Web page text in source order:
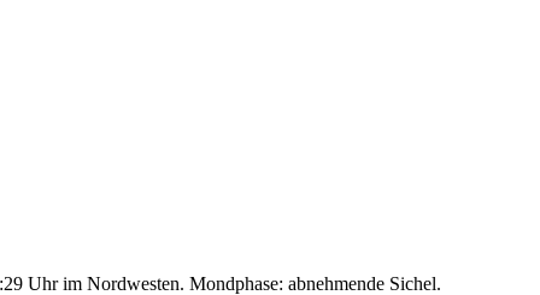
Uhr im Nordwesten. Mondphase: abnehmende Sichel.